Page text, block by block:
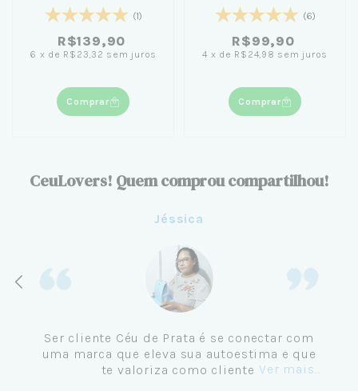
(1)
R$139,90
6 x de R$23,32 sem juros
Comprar
(6)
R$99,90
4 x de R$24,98 sem juros
Comprar
CeuLovers! Quem comprou compartilhou!
de Prata em
não me vejo
Eu sempre amei
Conheci a Céu de
tem joias para todos
Comecei a